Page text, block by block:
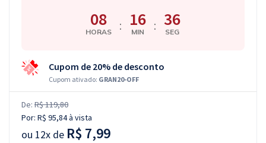
08
HORAS : 16
MIN : 35
SEG
Cupom de 20% de desconto
Cupom ativado: GRAN20-OFF
De: R$ 119,80
Por: R$ 95,84à vista
ou 12x de R$ 7,99